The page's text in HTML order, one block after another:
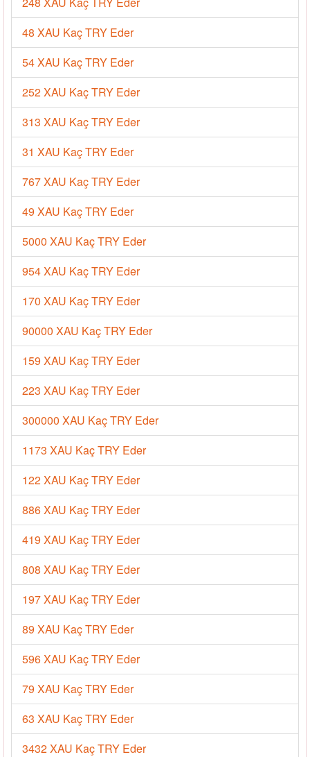
48 XAU Kaç TRY Eder
54 XAU Kaç TRY Eder
252 XAU Kaç TRY Eder
313 XAU Kaç TRY Eder
31 XAU Kaç TRY Eder
767 XAU Kaç TRY Eder
49 XAU Kaç TRY Eder
5000 XAU Kaç TRY Eder
954 XAU Kaç TRY Eder
170 XAU Kaç TRY Eder
90000 XAU Kaç TRY Eder
159 XAU Kaç TRY Eder
223 XAU Kaç TRY Eder
300000 XAU Kaç TRY Eder
1173 XAU Kaç TRY Eder
122 XAU Kaç TRY Eder
886 XAU Kaç TRY Eder
419 XAU Kaç TRY Eder
808 XAU Kaç TRY Eder
197 XAU Kaç TRY Eder
89 XAU Kaç TRY Eder
596 XAU Kaç TRY Eder
79 XAU Kaç TRY Eder
63 XAU Kaç TRY Eder
3432 XAU Kaç TRY Eder